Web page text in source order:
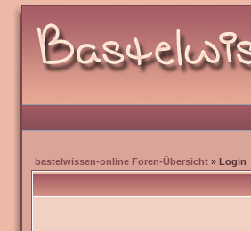
bastelwissen-online Foren-Übersicht » Login